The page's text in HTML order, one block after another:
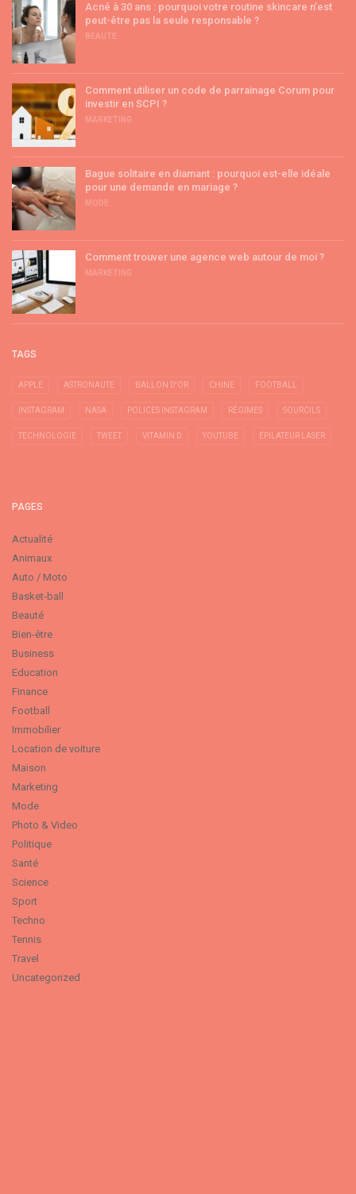
Acné à 30 ans : pourquoi votre routine skincare n’est
peut-être pas la seule responsable ?
BEAUTÉ
Comment utiliser un code de parrainage Corum pour
investir en SCPI ?
MARKETING
Bague solitaire en diamant : pourquoi est-elle idéale
pour une demande en mariage ?
MODE
Comment trouver une agence web autour de moi ?
MARKETING
TAGS
APPLE ASTRONAUTE BALLON D'OR CHINE FOOTBALL
INSTAGRAM NASA POLICES INSTAGRAM RÉGIMES SOURCILS
TECHNOLOGIE TWEET VITAMIN D YOUTUBE ÉPILATEUR LASER
PAGES
Actualité
Animaux
Auto / Moto
Basket-ball
Beauté
Bien-être
Business
Education
Finance
Football
Immobilier
Location de voiture
Maison
Marketing
Mode
Photo & Video
Politique
Santé
Science
Sport
Techno
Tennis
Travel
Uncategorized